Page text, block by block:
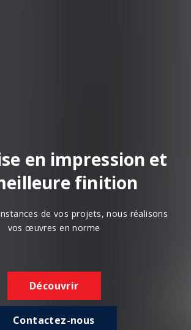
en impression et
finition
de vos projets, nous réalisons
vos œuvres en norme
Découvrir
Contactez-nous